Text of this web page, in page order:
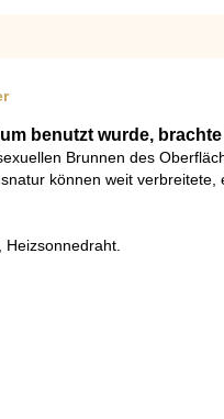
benutzt wurde,
Brunnen des
können weit
Heizsonnedraht.